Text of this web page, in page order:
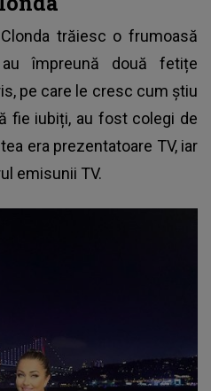
trăiesc o frumoasă
împreună două fetițe
pe care le cresc cum știu
fie iubiți, au fost colegi de
era prezentatoare TV, iar
emisunii TV.